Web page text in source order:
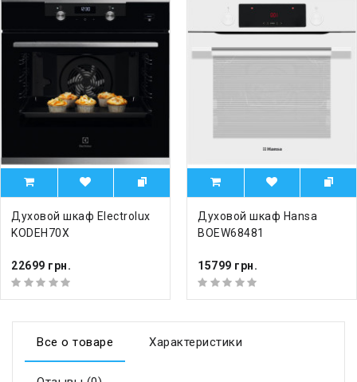
Духовой шкаф Electrolux
KODEH70X
22699 грн.
Духовой шкаф Hansa
BOEW68481
15799 грн.
Все о товаре Характеристики